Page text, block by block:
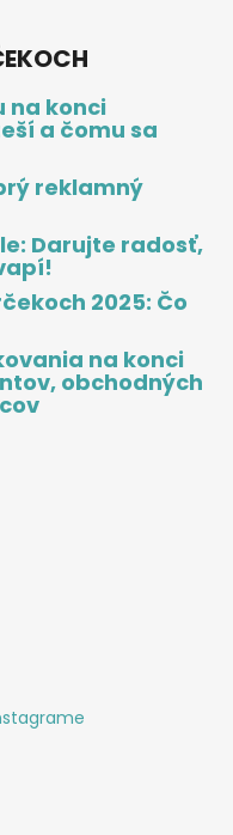
na konci
a čomu sa
reklamný
Darujte radosť,
2025: Čo
na konci
obchodných